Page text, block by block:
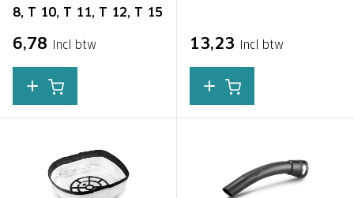
8, T 10, T 11, T 12, T 15
6,78 Incl btw 13,23 Incl btw